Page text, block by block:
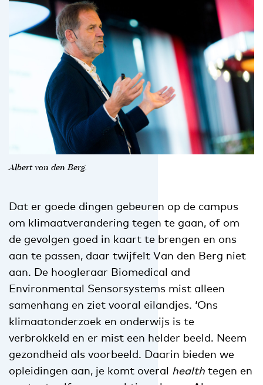
Albert van den Berg.
Dat er goede dingen gebeuren op de campus
om klimaatverandering tegen te gaan, of om
de gevolgen goed in kaart te brengen en ons
aan te passen, daar twijfelt Van den Berg niet
aan. De hoogleraar Biomedical and
Environmental Sensorsystems mist alleen
samenhang en ziet vooral eilandjes. ‘Ons
klimaatonderzoek en onderwijs is te
verbrokkeld en er mist een helder beeld. Neem
gezondheid als voorbeeld. Daarin bieden we
opleidingen aan, je komt overal health tegen en